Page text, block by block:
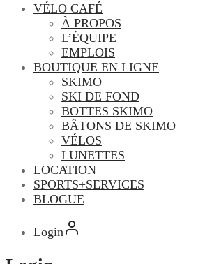
VÉLO CAFÉ
À PROPOS
L’ÉQUIPE
EMPLOIS
BOUTIQUE EN LIGNE
SKIMO
SKI DE FOND
BOTTES SKIMO
BÂTONS DE SKIMO
VÉLOS
LUNETTES
LOCATION
SPORTS+SERVICES
BLOGUE
Login